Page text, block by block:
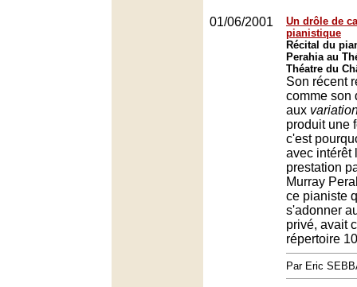
01/06/2001
Un drôle de
pianistique
Récital du
Perahia au
Théatre du
Son récent
comme son
aux
produit une
c'est
avec intérêt
prestation
Murray
ce pianiste
s'adonner
privé, avait
répertoire
Par Eric